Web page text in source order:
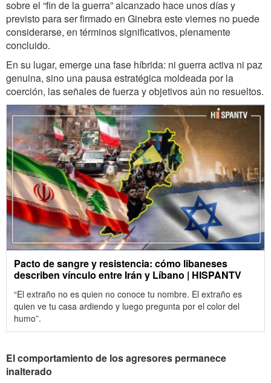
sobre el “fin de la guerra” alcanzado hace unos días y
previsto para ser firmado en Ginebra este viernes no puede
considerarse, en términos significativos, plenamente
concluido.
En su lugar, emerge una fase híbrida: ni guerra activa ni paz
genuina, sino una pausa estratégica moldeada por la
coerción, las señales de fuerza y objetivos aún no resueltos.
Pacto de sangre y resistencia: cómo libaneses
describen vínculo entre Irán y Líbano | HISPANTV
“El extraño no es quien no conoce tu nombre. El extraño es
quien ve tu casa ardiendo y luego pregunta por el color del
humo”.
El comportamiento de los agresores permanece
inalterado